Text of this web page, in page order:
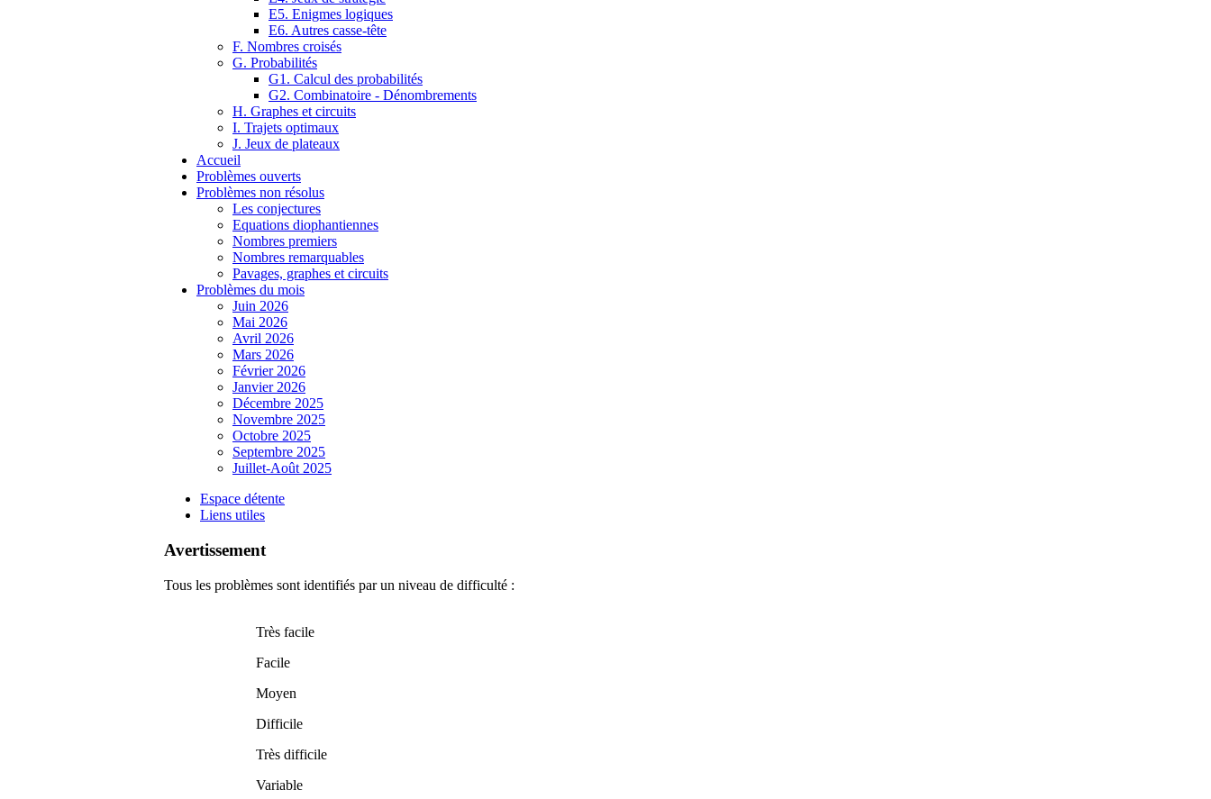
E5. Enigmes logiques
E6. Autres casse-tête
F. Nombres croisés
G. Probabilités
G1. Calcul des probabilités
G2. Combinatoire - Dénombrements
H. Graphes et circuits
I. Trajets optimaux
J. Jeux de plateaux
Accueil
Problèmes ouverts
Problèmes non résolus
Les conjectures
Equations diophantiennes
Nombres premiers
Nombres remarquables
Pavages, graphes et circuits
Problèmes du mois
Juin 2026
Mai 2026
Avril 2026
Mars 2026
Février 2026
Janvier 2026
Décembre 2025
Novembre 2025
Octobre 2025
Septembre 2025
Juillet-Août 2025
Espace détente
Liens utiles
Avertissement
Tous les problèmes sont identifiés par un niveau de difficulté :
Très facile
Facile
Moyen
Difficile
Très difficile
Variable